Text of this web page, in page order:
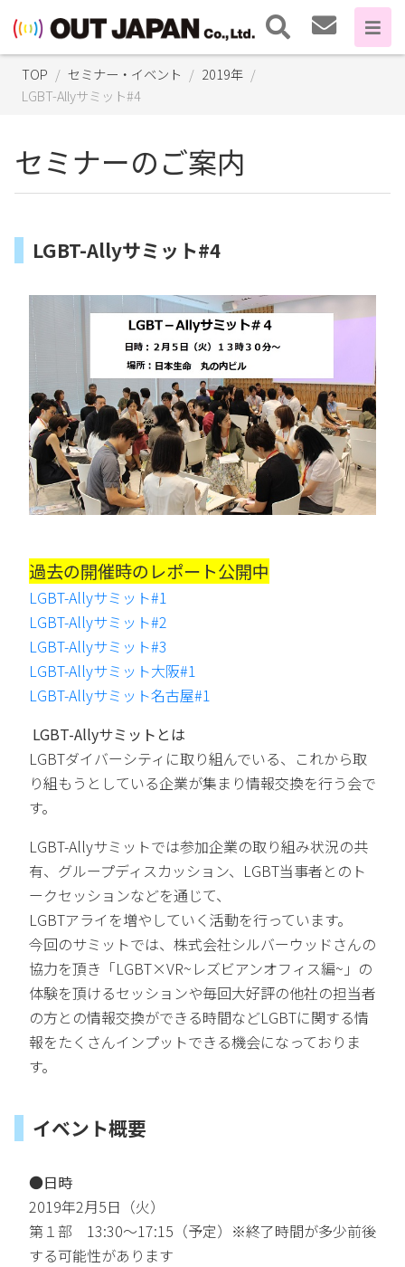
TOP セミナー・イベント
2019年
LGBT-Allyサミット#4
セミナーのご案内
LGBT-Allyサミット#4
過去の開催時のレポート公開中
LGBT-Allyサミット#1
LGBT-Allyサミット#2
LGBT-Allyサミット#3
LGBT-Allyサミット大阪#1
LGBT-Allyサミット名古屋#1
LGBT-Allyサミットとは
LGBTダイバーシティに取り組んでいる、これから取
り組もうとしている企業が集まり情報交換を行う会で
す。
LGBT-Allyサミットでは参加企業の取り組み状況の共
有、グループディスカッション、LGBT当事者とのト
ークセッションなどを通じて、
LGBTアライを増やしていく活動を行っています。
今回のサミットでは、株式会社シルバーウッドさんの
協力を頂き 「LGBT×VR~レズビアンオフィス編~」の
体験を頂けるセッションや毎回大好評の他社の担当者
の方との情報交換ができる時間などLGBTに関する情
報をたくさんインプットできる機会になっておりま
す。
イベント概要
●日時
2019年2月5日（火）
第１部 13:30～17:15（予定）※終了時間が多少前後
する可能性があります